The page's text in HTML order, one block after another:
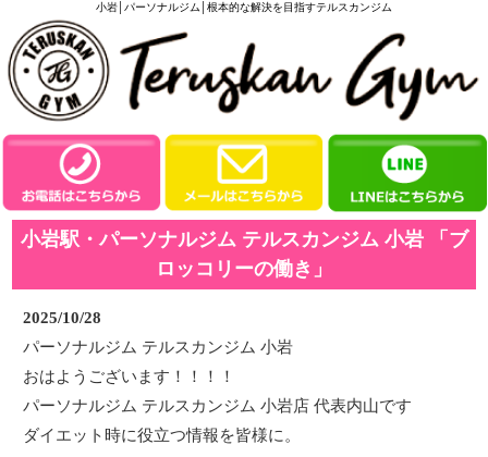
小岩│パーソナルジム│根本的な解決を目指すテルスカンジム
小岩駅・パーソナルジム テルスカンジム 小岩 「ブ
ロッコリーの働き」
2025/10/28
パーソナルジム テルスカンジム 小岩
おはようございます！！！！
パーソナルジム テルスカンジム 小岩店 代表内山です
ダイエット時に役立つ情報を皆様に。